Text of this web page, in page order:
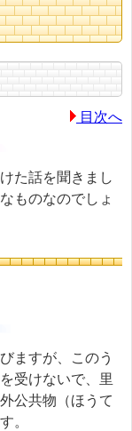
目次へ
た話を聞きまし
ものなのでしょ
ますが、このう
受けないで、里
公共物（ほうて
。